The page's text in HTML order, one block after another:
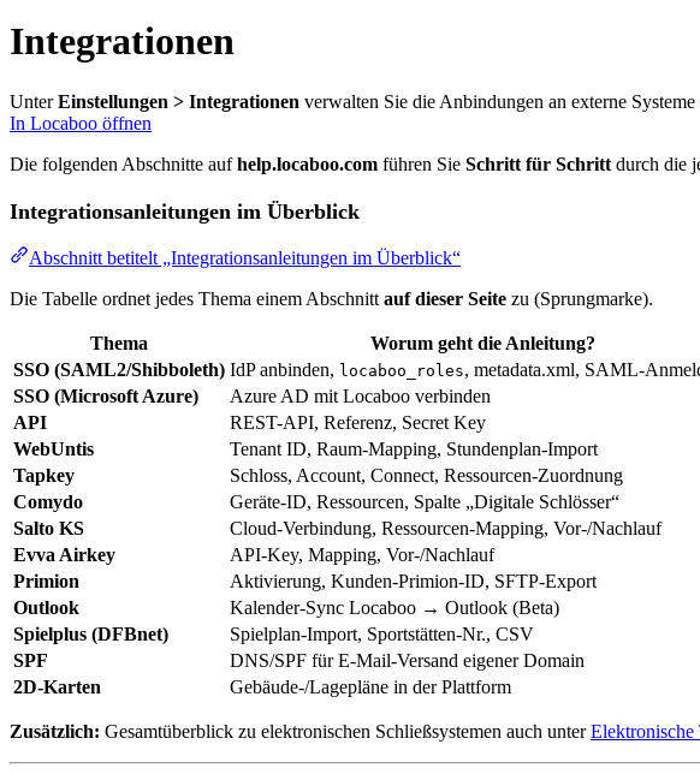
Integrationen
UnterEinstellungen > Integrationen verwalten Sie die Anbindungen an externe
In Locaboo öffnen
Die folgenden Abschnitte aufhelp.locaboo.com führen Sie Schritt für Schritt durch die
Integrationsanleitungen im Überblick
Abschnitt betitelt „Integrationsanleitungen im Überblick“
Die Tabelle ordnet jedes Thema einem Abschnitt auf dieser Seite zu (Sprungmarke).
Thema Worum geht die Anleitung?
SSO (SAML2/Shibboleth) IdP anbinden, locaboo_roles, metadata.xml, SAML-
SSO (Microsoft Azure)
Azure AD mit Locaboo verbinden
API
REST-API, Referenz, Secret Key
WebUntis
Tenant ID, Raum-Mapping, Stundenplan-Import
Tapkey
Schloss, Account, Connect, Ressourcen-Zuordnung
Comydo
Geräte-ID, Ressourcen, Spalte „Digitale Schlösser“
Salto KS
Cloud-Verbindung, Ressourcen-Mapping, Vor-/Nachlauf
Evva Airkey
API-Key, Mapping, Vor-/Nachlauf
Primion
Aktivierung, Kunden-Primion-ID, SFTP-Export
Outlook
Kalender-Sync Locaboo → Outlook (Beta)
Spielplus (DFBnet)
Spielplan-Import, Sportstätten-Nr., CSV
SPF
DNS/SPF für E-Mail-Versand eigener Domain
2D-Karten
Gebäude-/Lagepläne in der Plattform
Zusätzlich: Gesamtüberblick zu elektronischen Schließsystemen auch unterElektronische